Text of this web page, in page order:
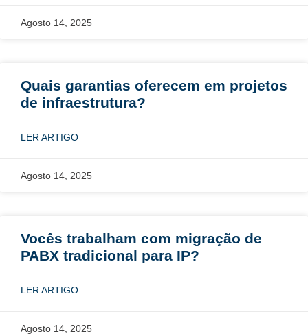
Agosto 14, 2025
Quais garantias oferecem em projetos
de infraestrutura?
LER ARTIGO
Agosto 14, 2025
Vocês trabalham com migração de
PABX tradicional para IP?
LER ARTIGO
Agosto 14, 2025